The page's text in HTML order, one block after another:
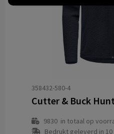
358432-580-4
9830in totaal op
Bedrukt geleverd in